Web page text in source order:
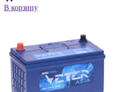
В корзину